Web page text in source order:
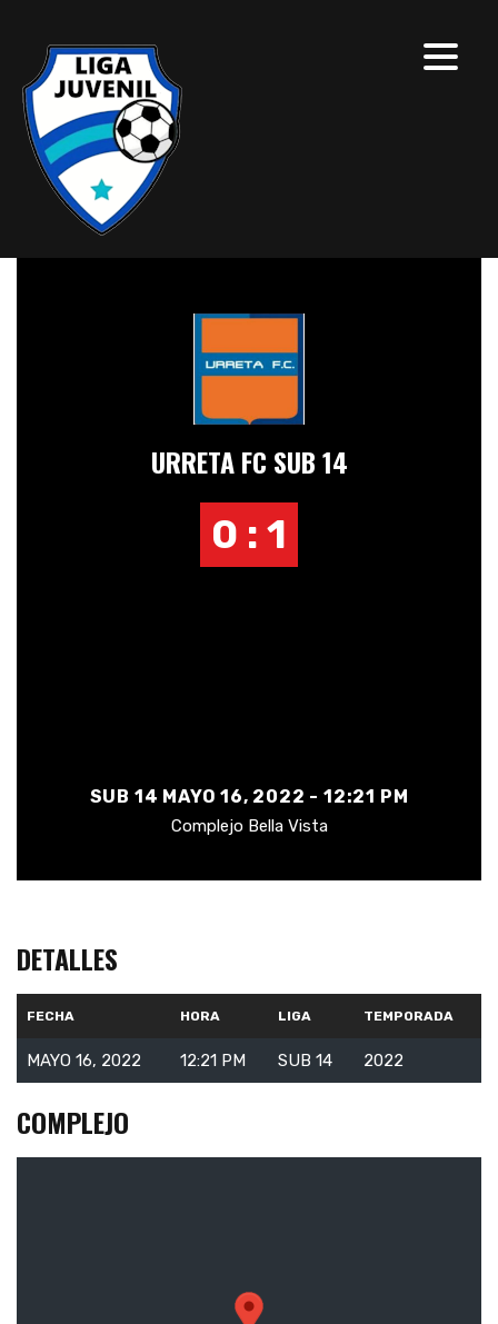
URRETA FC SUB 14
0 : 1
SUB 14 MAYO 16, 2022 - 12:21 PM
Complejo Bella Vista
DETALLES
FECHA HORA LIGA TEMPORADA
MAYO 16, 2022 12:21 PM SUB 14 2022
COMPLEJO